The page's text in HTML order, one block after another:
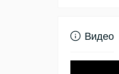
Видео